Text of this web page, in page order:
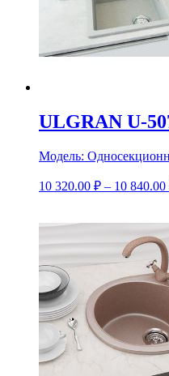
ULGRAN U-
Модель:
10 320.00 ₽ – 10 840.00